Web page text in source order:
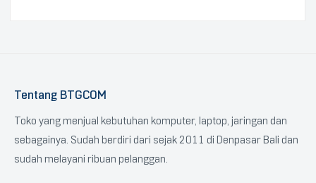
Tentang BTGCOM
Toko yang menjual kebutuhan komputer, laptop, jaringan dan
sebagainya. Sudah berdiri dari sejak 2011 di Denpasar Bali dan
sudah melayani ribuan pelanggan.